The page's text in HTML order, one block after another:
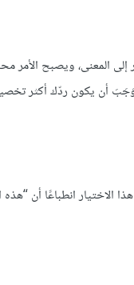
المعنى، ويصبح الأمر
,وَجَبَ أن يكون ردّك أكثر
انطباعًا أن “هذه